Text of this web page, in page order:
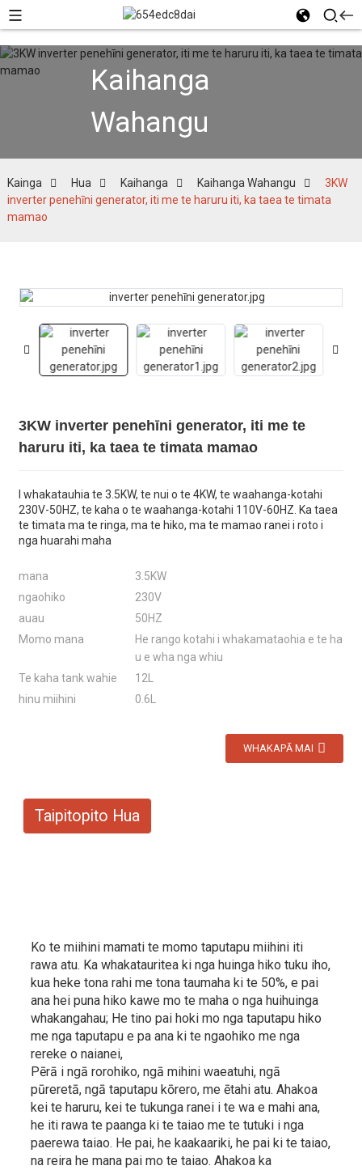
Kaihanga
Wahangu
Kainga Hua Kaihanga Kaihanga Wahangu
3KW
inverter penehīni generator, iti me te haruru iti, ka taea te timata
mamao
3KW inverter penehīni generator, iti me te
haruru iti, ka taea te timata mamao
I whakatauhia te 3.5KW, te nui o te 4KW, te waahanga-kotahi
230V-50HZ, te kaha o te waahanga-kotahi 110V-60HZ. Ka taea
te timata ma te ringa, ma te hiko, ma te mamao ranei i roto i
nga huarahi maha
mana
3.5KW
ngaohiko
230V
auau
50HZ
Momo mana
He rango kotahi i whakamataohia e te ha
u e wha nga whiu
Te kaha tank wahie
12L
hinu miihini
0.6L
WHAKAPĀ MAI
Taipitopito Hua
Ko te miihini mamati te momo taputapu miihini iti
rawa atu. Ka whakatauritea ki nga huinga hiko tuku iho,
kua heke tona rahi me tona taumaha ki te 50%, e pai
ana hei puna hiko kawe mo te maha o nga huihuinga
whakangahau; He tino pai hoki mo nga taputapu hiko
me nga taputapu e pa ana ki te ngaohiko me nga
rereke o naianei,
Pērā i ngā rorohiko, ngā mihini waeatuhi, ngā
pūreretā, ngā taputapu kōrero, me ētahi atu. Ahakoa
kei te haruru, kei te tukunga ranei i te wa e mahi ana,
he iti rawa te paanga ki te taiao me te tutuki i nga
paerewa taiao. He pai, he kaakaariki, he pai ki te taiao,
na reira he mana pai mo te taiao. Ahakoa ka